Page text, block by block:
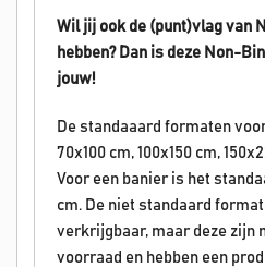
Wil jij ook de (punt)vlag van
hebben? Dan is deze Non-
jouw!
De standaaard formaten
70x100 cm, 100x150 cm,
Voor een banier is het
cm. De niet standaard
verkrijgbaar, maar deze zijn
voorraad en hebben een